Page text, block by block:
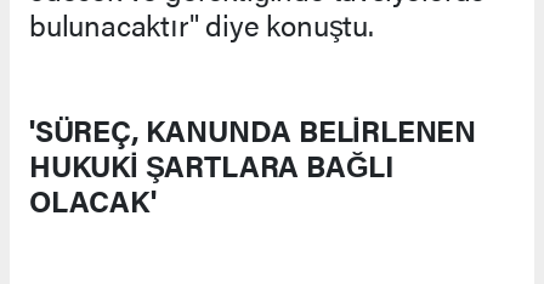
bulunacaktır" diye konuştu.
'SÜREÇ, KANUNDA BELİRLENEN
HUKUKİ ŞARTLARA BAĞLI
OLACAK'